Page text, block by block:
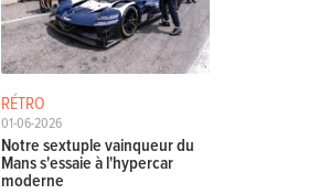
RÉTRO
01-06-2026
Notre sextuple vainqueur du
Mans s'essaie à l'hypercar
moderne